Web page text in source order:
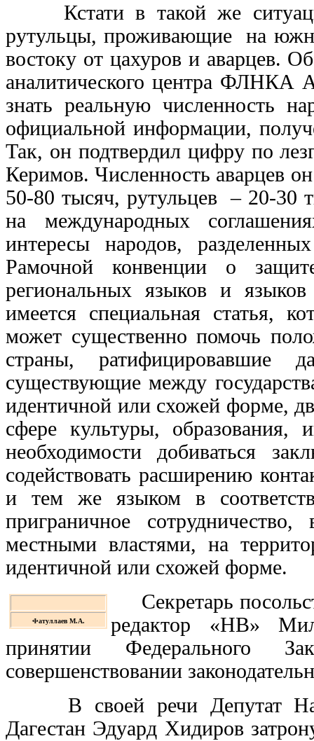
Кстати в такой же
рутульцы, проживающие на
востоку от цахуров и аварцев.
аналитического центра ФЛНКА
знать реальную численность
официальной информации,
Так, он подтвердил цифру по
Керимов. Численность аварцев
50-80 тысяч, рутульцев – 20-30
на международных
интересы народов,
Рамочной конвенции о
региональных языков и
имеется специальная статья,
может существенно помочь
страны, ратифицировавшие
существующие между
идентичной или схожей форме,
сфере культуры,
необходимости добиваться
содействовать расширению
и тем же языком в
приграничное
местными властями, на
идентичной или схожей форме.
Фатуллаев М.А.
Секретарь
редактор «НВ»
принятии Федерального
совершенствовании
В своей речи Депутат
Дагестан Эдуард Хидиров